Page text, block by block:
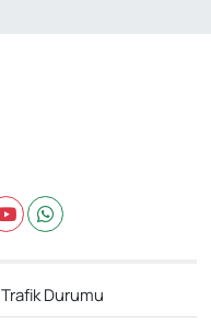
Trafik Durumu